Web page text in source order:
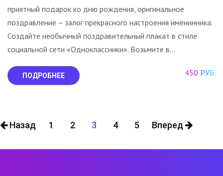
приятный подарок ко дню рождения, оригинальное
поздравление – залог прекрасного настроения именинника.
Создайте необычный поздравительный плакат в стиле
социальной сети «Одноклассники». Возьмите в...
ПОДРОБНЕЕ 450 РУБ.
Назад 1 2 3 4 5 Вперед